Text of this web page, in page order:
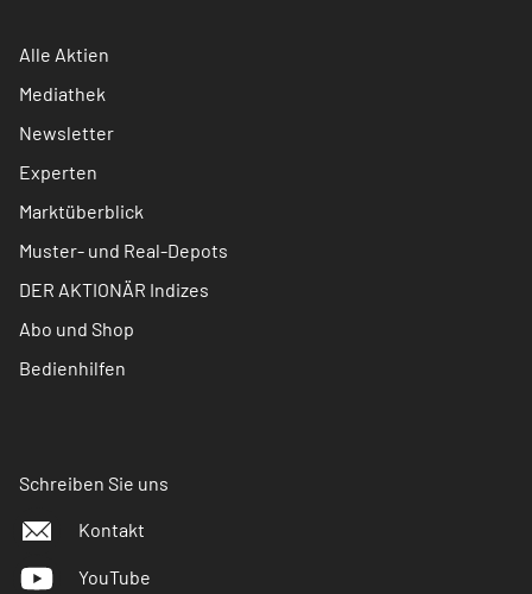
Alle Aktien
Mediathek
Newsletter
Experten
Marktüberblick
Muster- und Real-Depots
DER AKTIONÄR Indizes
Abo und Shop
Bedienhilfen
Schreiben Sie uns
Kontakt
YouTube